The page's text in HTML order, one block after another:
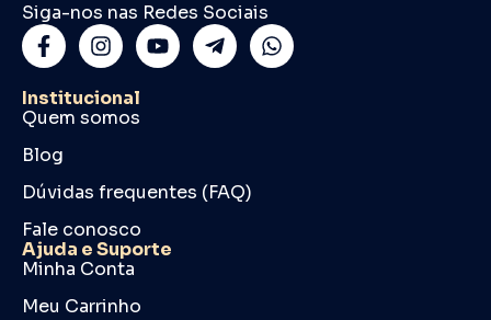
Siga-nos nas Redes Sociais
Institucional
Quem somos
Blog
Dúvidas frequentes (FAQ)
Fale conosco
Ajuda e Suporte
Minha Conta
Meu Carrinho